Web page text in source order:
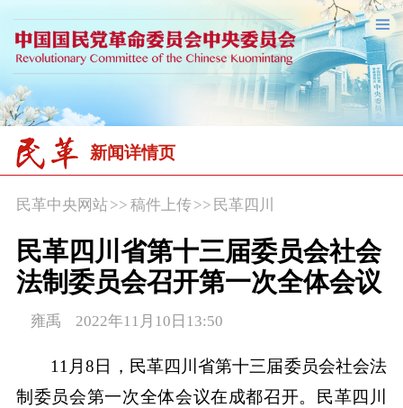
新闻详情页
民革中央网站>> 稿件上传 >> 民革四川
民革四川省第十三届委员会社会
法制委员会召开第一次全体会议
雍禹 2022年11月10日13:50
11月8日，民革四川省第十三届委员会社会法
制委员会第一次全体会议在成都召开。民革四川